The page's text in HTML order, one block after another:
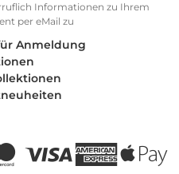
Informationen zu Ihrem
per eMail zu
Anmeldung